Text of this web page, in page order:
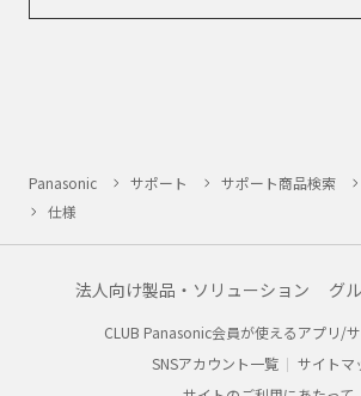
Panasonic サポート サポート商品検索
仕様
法人向け製品・ソリューション グ
CLUB Panasonic会員が使えるアプリ/
SNSアカウント一覧
サイトマ